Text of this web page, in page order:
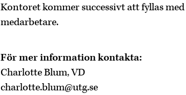
Kontoret kommer successivt att fyllas
medarbetare.
För mer information kontakta:
Charlotte Blum, VD
charlotte.blum@utg.se